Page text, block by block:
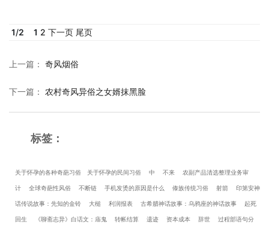
1/2 1 2 下一页 尾页
上一篇 ： 奇风烟俗
下一篇 ： 农村奇风异俗之女婿抹黑脸
标签：
关于怀孕的各种奇葩习俗 关于怀孕的民间习俗 中 不来 农副产品清选整理业务审
计 全球奇葩性风俗 不断链 手机发烫的原因是什么 傣族传统习俗 射箭 印第安神
话传说故事：先知的金铃 大槌 利润报表 古希腊神话故事：乌鸦座的神话故事 起死
回生 《聊斋志异》白话文：庙鬼 转帐结算 遗迹 资本成本 辞世 过程部语句分